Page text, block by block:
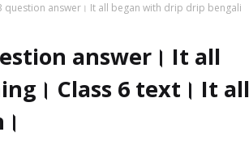
answer। It all began with drip drip bengali
answer। It all
Class 6 text। It all